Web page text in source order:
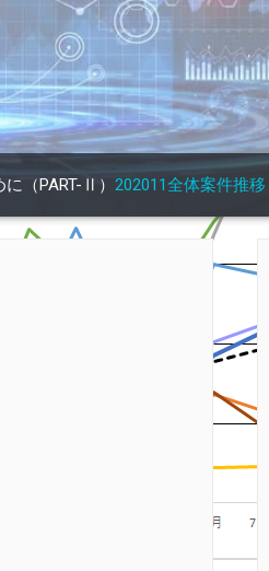
（PART-Ⅱ） 202011全体案件推移